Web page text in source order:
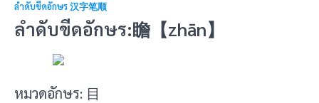
ลำดับขีดอักษร 汉字笔顺
ลำดับขีดอักษร:瞻【zhān】
หมวดอักษร: 目